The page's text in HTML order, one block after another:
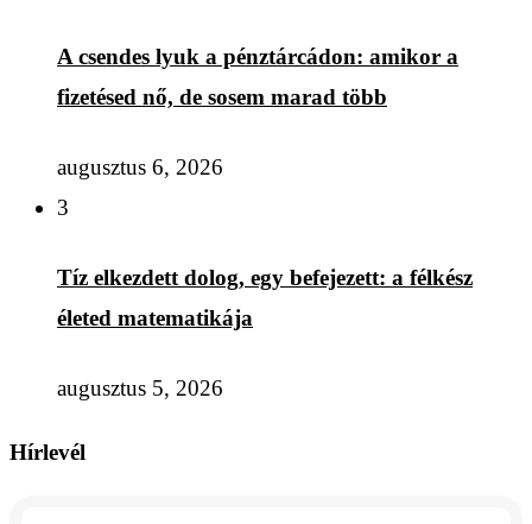
A csendes lyuk a pénztárcádon: amikor a
fizetésed nő, de sosem marad több
augusztus 6, 2026
3
Tíz elkezdett dolog, egy befejezett: a félkész
életed matematikája
augusztus 5, 2026
Hírlevél